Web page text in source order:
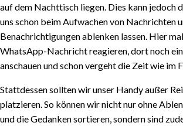
auf dem Nachttisch liegen. Dies kann jedoch
uns schon beim Aufwachen von Nachrichten
Benachrichtigungen ablenken lassen. Hier
WhatsApp-Nachricht reagieren, dort noch
anschauen und schon vergeht die Zeit wie im
Stattdessen sollten wir unser Handy außer
platzieren. So können wir nicht nur ohne
und die Gedanken sortieren, sondern sind